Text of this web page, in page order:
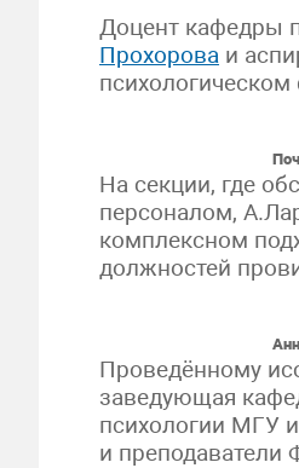
Доцент кафедры
Прохорова и
На секции, где
персоналом,
комплексном
должностей
Проведённому
заведующая
психологии МГУ
и